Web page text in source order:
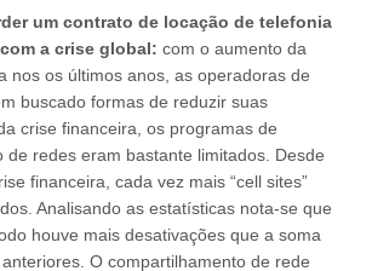
um contrato de locação de telefonia
a crise global: com o aumento da
nos os últimos anos, as operadoras de
buscado formas de reduzir suas
crise financeira, os programas de
de redes eram bastante limitados. Desde
financeira, cada vez mais “cell sites”
Analisando as estatísticas nota-se que
houve mais desativações que a soma
O compartilhamento de rede